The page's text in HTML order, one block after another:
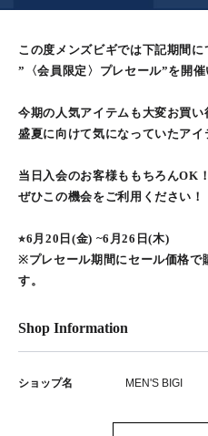
この度メンズビギでは下記期間に
”〈会員限定〉プレセール”を開催
今期の人気アイテムも大変お買い
盛夏に向けて気になっていたア
当日入会のお客様ももちろんOK！
ぜひこの機会をご利用ください！
⭐︎6月20日(金) ~6月26日(木)
※プレセール期間にセール価格で
す。
Shop Information
ショップ名 MEN'S BIGI